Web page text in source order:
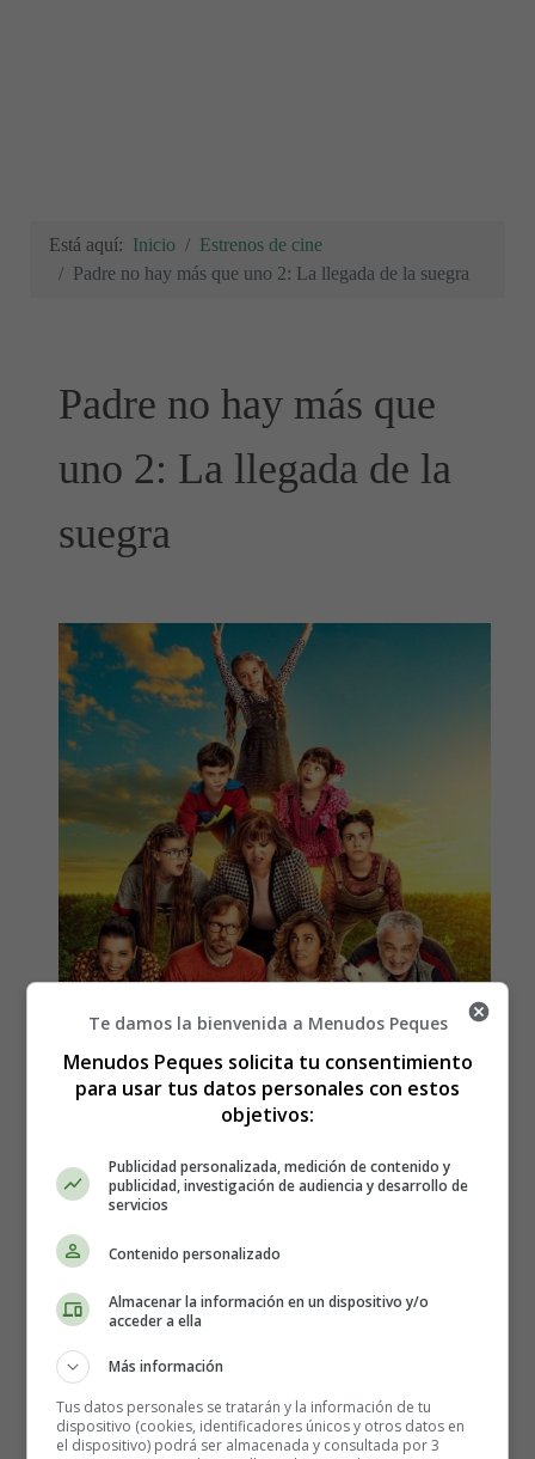
Está aquí: Inicio
Estrenos de cine
Padre no hay más que uno 2: La llegada de la suegra
Padre no hay más que
uno 2: La llegada de la
suegra
que uno 2: La llegada de la
suegra - Sinopsis y tráiler
Te damos la bienvenida a Menudos Peques
Menudos Peques solicita tu consentimiento
para usar tus datos personales con estos
objetivos:
Publicidad personalizada, medición de contenido y
publicidad, investigación de audiencia y desarrollo de
servicios
Contenido personalizado
Almacenar la información en un dispositivo y/o
acceder a ella
Más información
Tus datos personales se tratarán y la información de tu
dispositivo (cookies, identificadores únicos y otros datos en
el dispositivo) podrá ser almacenada y consultada por 3